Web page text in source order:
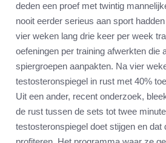
deden een proef met twintig
nooit eerder serieus aan sport
vier weken lang drie keer per week
oefeningen per training afwerkten die
spiergroepen aanpakten. Na vier
testosteronspiegel in rust met 40%
Uit een ander, recent onderzoek,
de rust tussen de sets tot twee
testosteronspiegel doet stijgen en dat